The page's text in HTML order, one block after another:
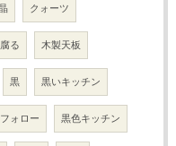
クォーツ
腐る 木製天板
黒 黒いキッチン
ォロー 黒色キッチン